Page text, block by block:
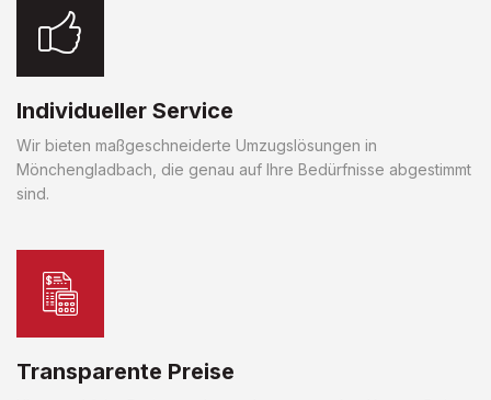
Individueller Service
Wir bieten maßgeschneiderte Umzugslösungen in
Mönchengladbach, die genau auf Ihre Bedürfnisse abgestimmt
sind.
Transparente Preise